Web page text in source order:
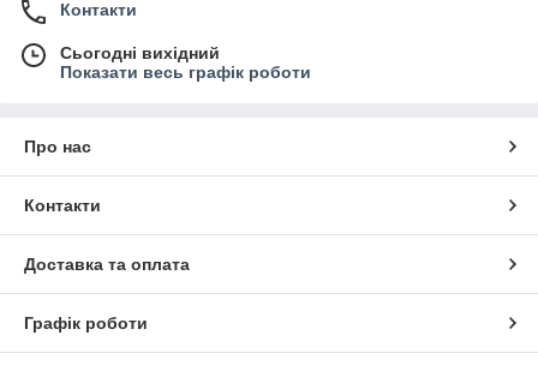
Контакти
Сьогодні вихідний
Показати весь графік роботи
Про нас
Контакти
Доставка та оплата
Графік роботи